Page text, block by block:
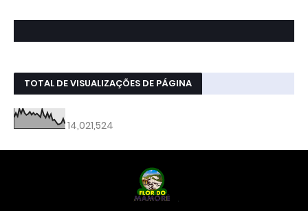
TOTAL DE VISUALIZAÇÕES DE PÁGINA
14,021,524